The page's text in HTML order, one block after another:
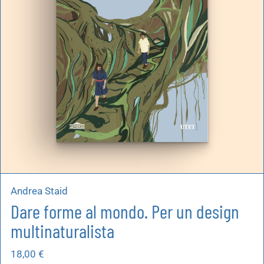
Andrea Staid
Dare forme al mondo. Per un design
multinaturalista
18,00 €